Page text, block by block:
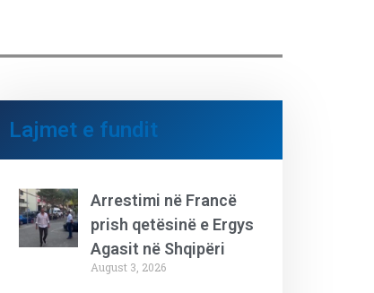
Lajmet e fundit
Arrestimi në Francë
prish qetësinë e Ergys
Agasit në Shqipëri
August 3, 2026